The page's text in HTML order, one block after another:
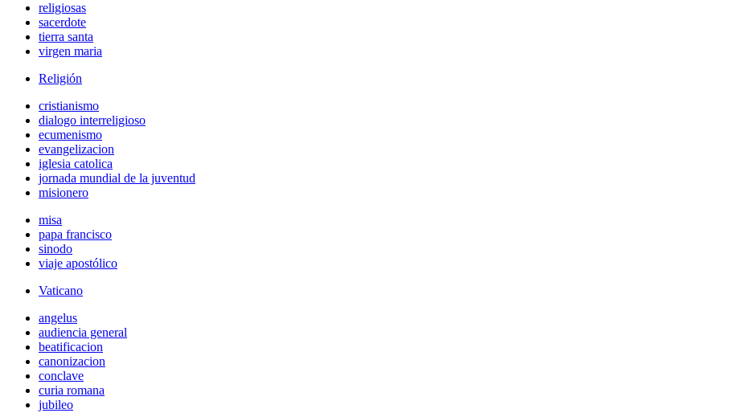
religiosas
sacerdote
tierra santa
virgen maria
Religión
cristianismo
dialogo interreligioso
ecumenismo
evangelizacion
iglesia catolica
jornada mundial de la juventud
misionero
misa
papa francisco
sinodo
viaje apostólico
Vaticano
angelus
audiencia general
beatificacion
canonizacion
conclave
curia romana
jubileo